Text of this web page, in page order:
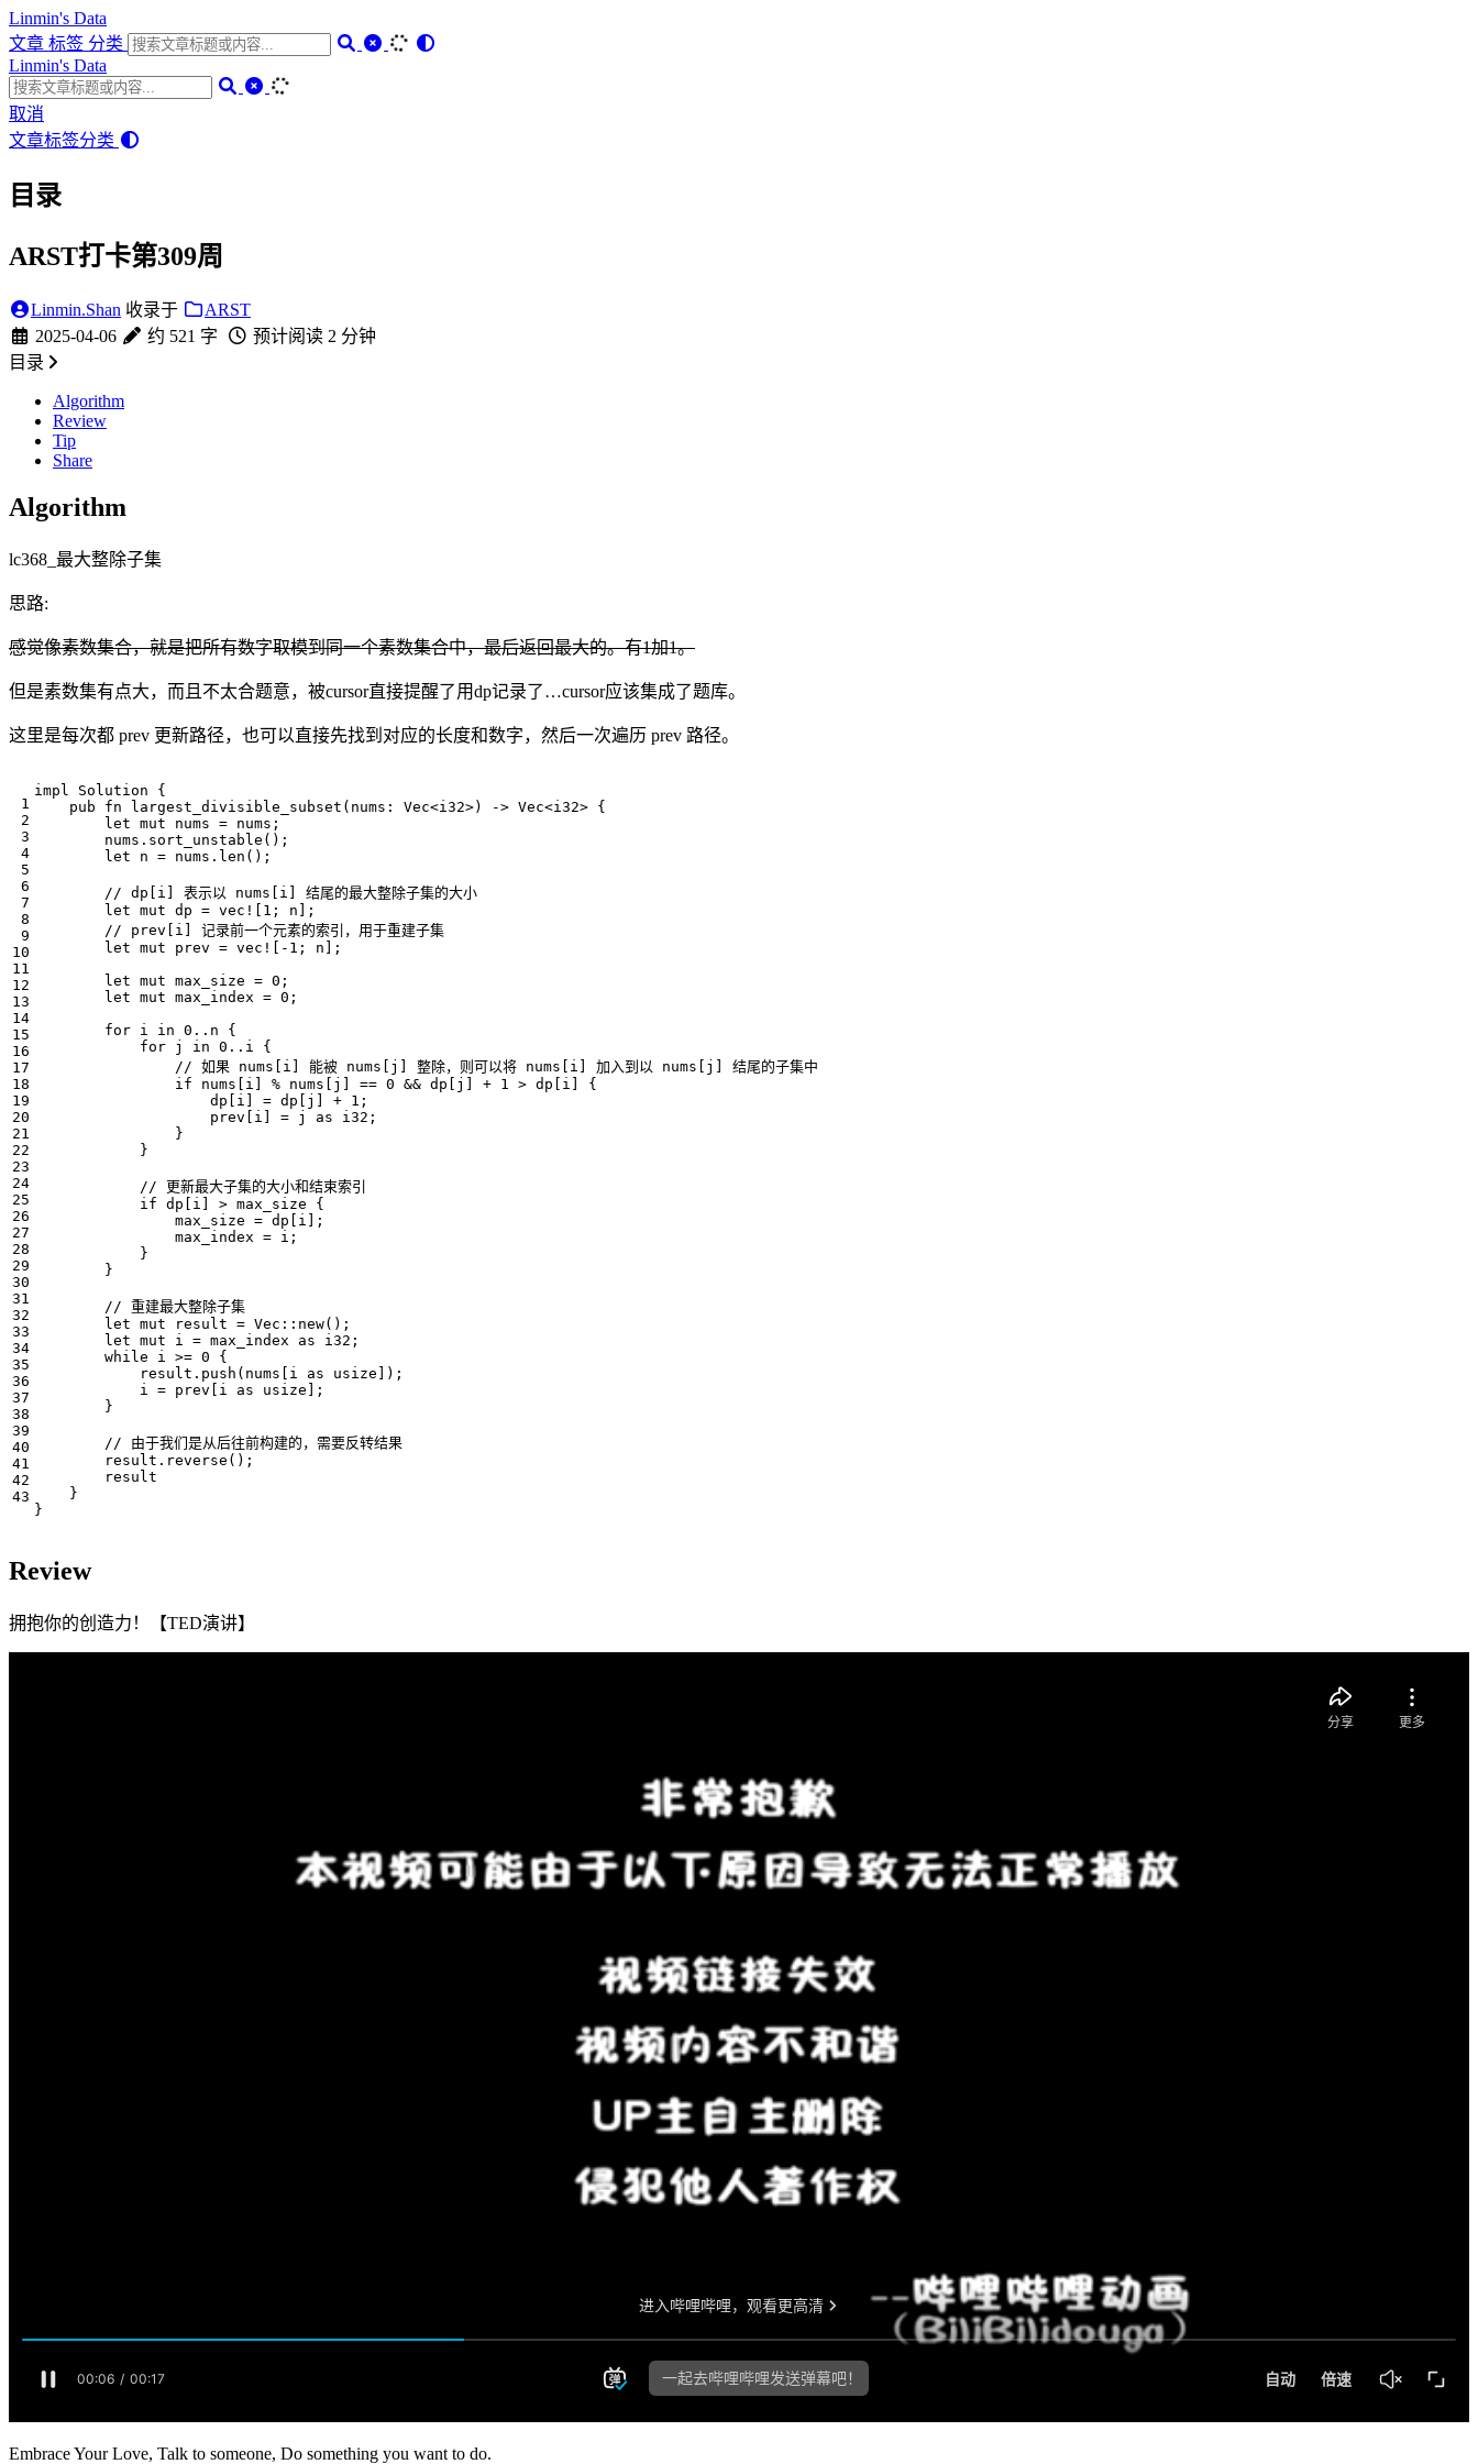
Linmin's Data
文章 标签 分类
Linmin's Data
取消
文章标签分类
目录
ARST打卡第309周
Linmin.Shan 收录于
ARST
2025-04-06
约 521 字
预计阅读 2 分钟
目录
Algorithm
Review
Tip
Share
Algorithm
lc368_最大整除子集
思路:
感觉像素数集合，就是把所有数字取模到同一个素数集合中，最后返回最大的。有1加1。
但是素数集有点大，而且不太合题意，被cursor直接提醒了用dp记录了…cursor应该集成了题库。
这里是每次都 prev 更新路径，也可以直接先找到对应的长度和数字，然后一次遍历 prev 路径。
impl Solution
{
pub
fn largest_divisible_subset ( nums : Vec<i32>) -> Vec<i32> {
let mut nums = nums ;
nums . sort_unstable ();
let
n = nums . len ();
let mut dp = vec! [ 1 ; n ];
let mut prev = vec! [ - 1 ; n ];
let mut max_size = 0 ;
let mut max_index = 0 ;
for i in 0 .. n
{
for j in 0 .. i
{
if
nums [ i ] % nums [ j ] == 0 && dp [ j ] + 1 > dp [ i ]
{
dp [ i ] = dp [ j ] + 1 ;
prev [ i ] = j as i32 ;
}
}
if dp [ i ] > max_size
{
max_size = dp [ i ];
max_index = i ;
}
}
let mut result = Vec :: new();
let mut i = max_index as i32 ;
while
i >= 0
{
result . push ( nums [ i as usize ]);
i
= prev [ i as usize ];
}
result . reverse ();
result
}
}
Review
拥抱你的创造力！【TED演讲】
Embrace Your Love, Talk to someone, Do something you want to do.